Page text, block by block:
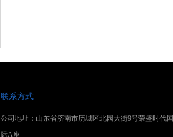
联系方式
公司地址：山东省济南市历城区北园大街9号荣盛时代国
际A座